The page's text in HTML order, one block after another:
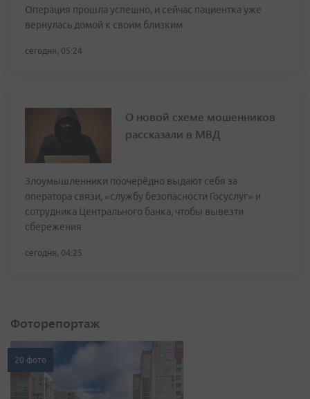
Операция прошла успешно, и сейчас пациентка уже
вернулась домой к своим близким
сегодня, 05:24
О новой схеме мошенников
рассказали в МВД
Злоумышленники поочерёдно выдают себя за
оператора связи, «службу безопасности Госуслуг» и
сотрудника Центрального банка, чтобы вывезти
сбережения
сегодня, 04:25
Фоторепортаж
20 фото